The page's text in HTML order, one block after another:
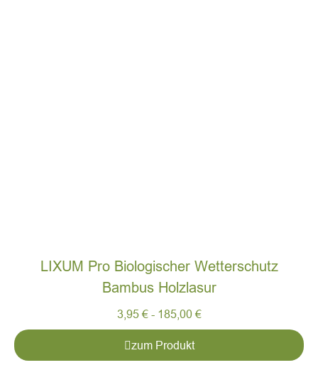
LIXUM Pro Biologischer Wetterschutz
Bambus Holzlasur
3,95 € - 185,00 €
zum Produkt